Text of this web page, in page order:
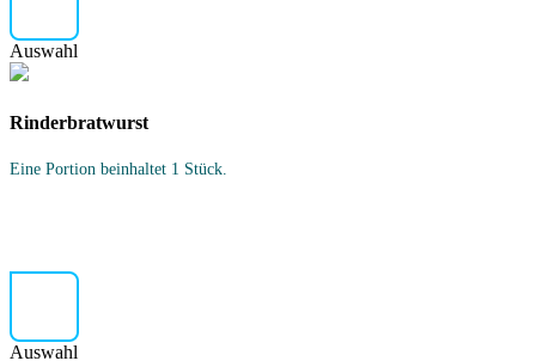
Auswahl
Rinderbratwurst
Eine Portion beinhaltet 1 Stück.
Auswahl